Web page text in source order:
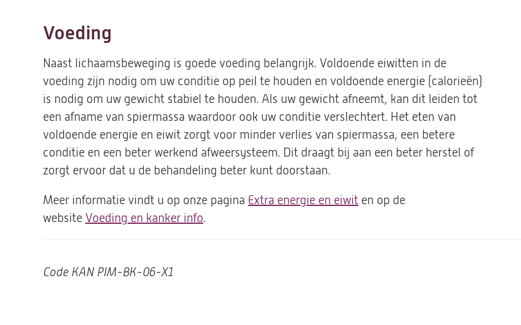
Voeding
Naast lichaamsbeweging is goede voeding belangrijk. Voldoende eiwitten in de
voeding zijn nodig om uw conditie op peil te houden en voldoende energie (calorieën)
is nodig om uw gewicht stabiel te houden. Als uw gewicht afneemt, kan dit leiden tot
een afname van spiermassa waardoor ook uw conditie verslechtert. Het eten van
voldoende energie en eiwit zorgt voor minder verlies van spiermassa, een betere
conditie en een beter werkend afweersysteem. Dit draagt bij aan een beter herstel of
zorgt ervoor dat u de behandeling beter kunt doorstaan.
Meer informatie vindt u op onze pagina Extra energie en eiwit en op de
website Voeding en kanker info(opent
.
Code KAN PIM-BK-06-X1